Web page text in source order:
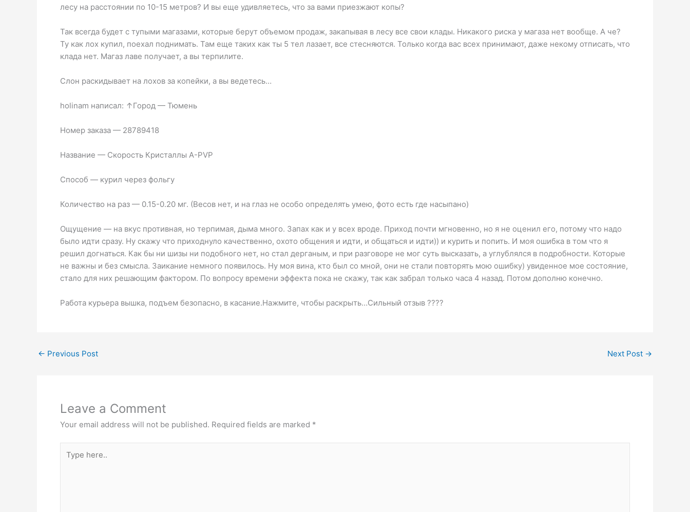
лесу на расстоянии по 10-15 метров? И вы еще удивляетесь, что за вами приезжают копы?
Так всегда будет с тупыми магазами, которые берут объемом продаж, закапывая в лесу все свои клады. Никакого риска у магаза нет вообще. А че?
Ту как лох купил, поехал поднимать. Там еще таких как ты 5 тел лазает, все стесняются. Только когда вас всех принимают, даже некому отписать, что
клада нет. Магаз лаве получает, а вы терпилите.
Слон раскидывает на лохов за копейки, а вы ведетесь…
holinam написал: ↑Город — Тюмень
Номер заказа — 28789418
Название — Скорость Кристаллы A-PVP
Способ — курил через фольгу
Количество на раз — 0.15-0.20 мг. (Весов нет, и на глаз не особо определять умею, фото есть где насыпано)
Ощущение — на вкус противная, но терпимая, дыма много. Запах как и у всех вроде. Приход почти мгновенно, но я не оценил его, потому что надо
было идти сразу. Ну скажу что приходнуло качественно, охото общения и идти, и общаться и идти)) и курить и попить. И моя ошибка в том что я
решил догнаться. Как бы ни шизы ни подобного нет, но стал дерганым, и при разговоре не мог суть высказать, а углублялся в подробности. Которые
не важны и без смысла. Заикание немного появилось. Ну моя вина, кто был со мной, они не стали повторять мою ошибку) увиденное мое состояние,
стало для них решающим фактором. По вопросу времени эффекта пока не скажу, так как забрал только часа 4 назад. Потом дополню конечно.
Работа курьера вышка, подъем безопасно, в касание.Нажмите, чтобы раскрыть…Сильный отзыв ????
← Previous Post Next Post →
Leave a Comment
Your email address will not be published. Required fields are marked *
here..